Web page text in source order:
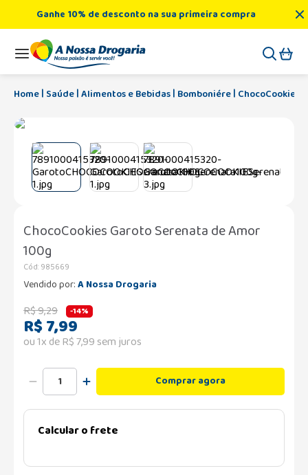
Ganhe 10% de desconto na sua primeira compra
Saúde Alimentos e Bebidas Bomboniére ChocoCookies
ChocoCookies Garoto Serenata de Amor
100g
Cód: 985669
Vendido por:A Nossa Drogaria
R$9,29 -14%
R$7,99
ou1x deR$7,99 sem juros
Comprar agora
Calcular o frete